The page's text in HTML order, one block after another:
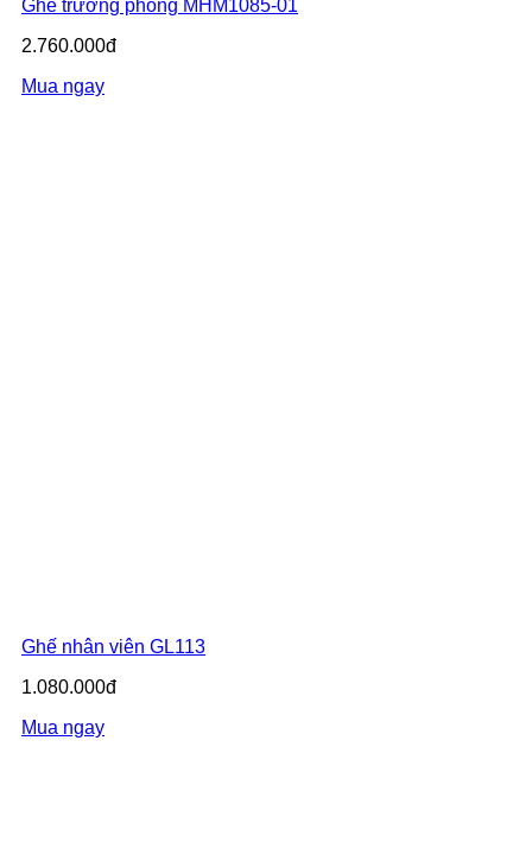
Ghế trưởng phòng MHM1085-01
2.760.000đ
Mua ngay
Ghế nhân viên GL113
1.080.000đ
Mua ngay